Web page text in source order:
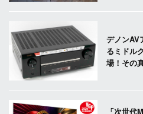
デノンAV
るミドル
場！その
「次世代